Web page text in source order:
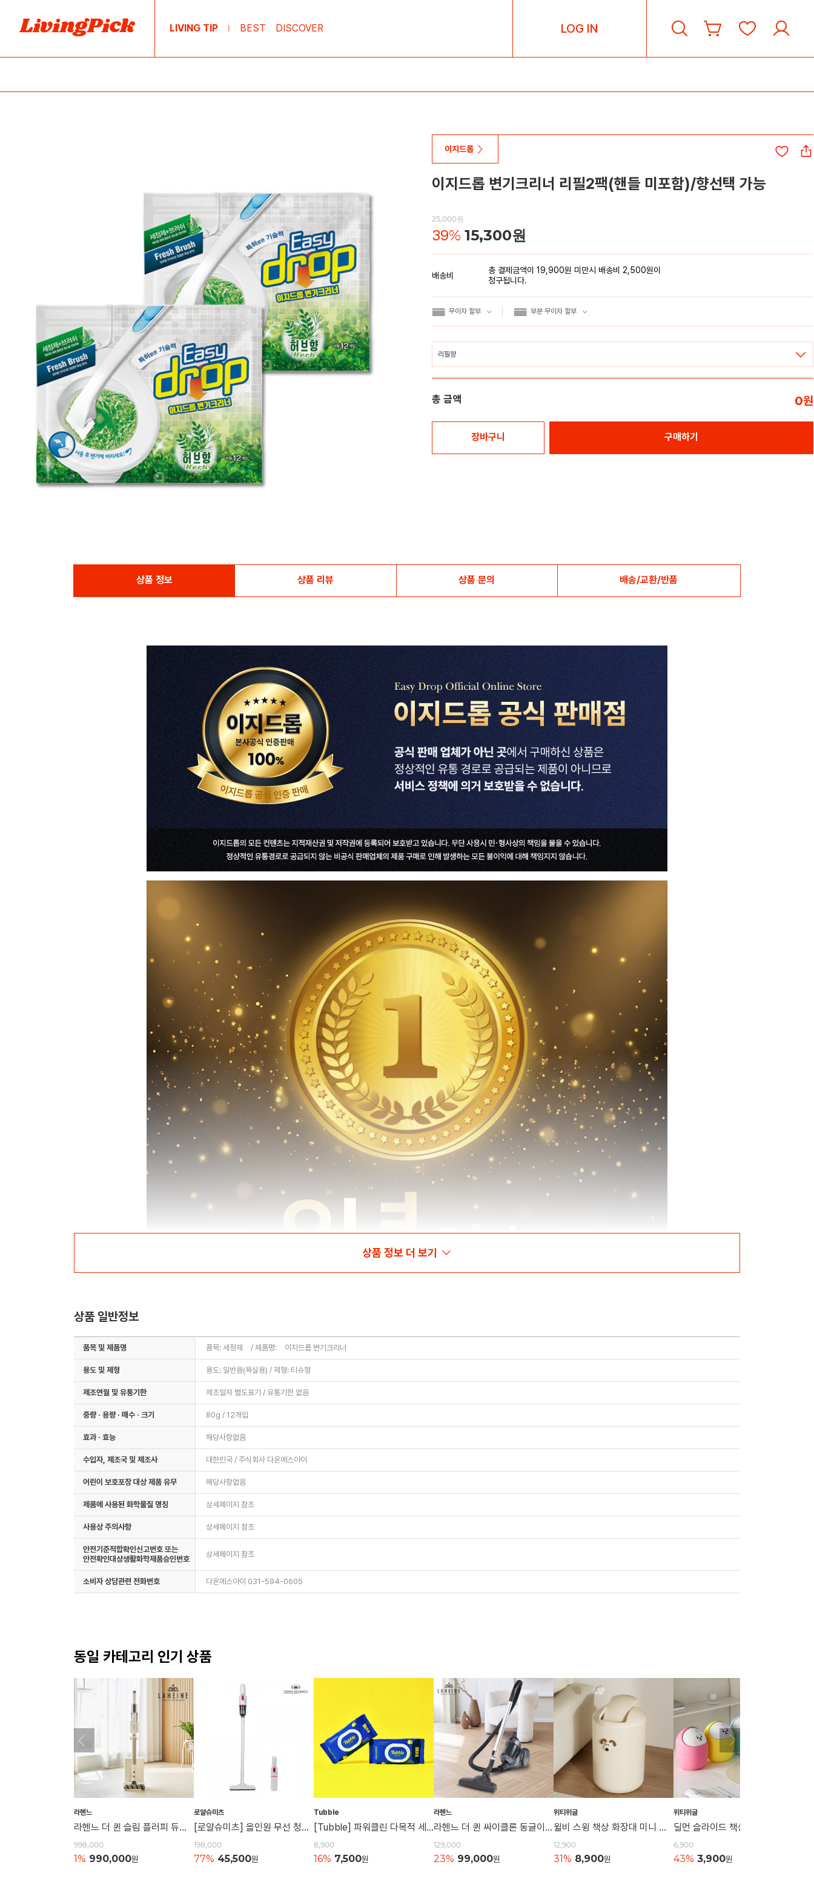
LIVING TIP | BEST DISCOVER LOG IN
이지드롭
이지드롭 변기크리너 리필2팩(핸들 미포함)/향선택 가능
25,000원
39% 15,300원
배송비
총 결제금액이 19,900원 미만시 배송비 2,500원이
청구됩니다.
무이자 할부 부분 무이자 할부
총 금액 0원
장바구니 구매하기
상품 정보 상품 리뷰 상품 문의 배송/교환/반품
상품 정보 더 보기
상품 일반정보
품목 및 제품명 품목: 세정제 / 제품명: 이지드롭 변기크리너
용도 및 제형 용도: 일반용(욕실용) / 제형: 티슈형
제조연월 및 유통기한 제조일자 별도표기 / 유통기한 없음
중량 · 용량 · 매수 · 크기 80g / 12개입
효과 · 효능 해당사항없음
수입자, 제조국 및 제조사 대한민국 / 주식회사 다온에스아이
어린이 보호포장 대상 제품 유무 해당사항없음
제품에 사용된 화학물질 명칭 상세페이지 참조
사용상 주의사항 상세페이지 참조
안전기준적합확인신고번호 또는
안전확인대상생활화학제품승인번호
상세페이지 참조
소비자 상담관련 전화번호 다온에스아이 031-594-0605
동일 카테고리 인기 상품
라헨느
라헨느 더 퀸 슬림 플러피 듀얼헤드 BLDC 클린스테이션 무선청소기 LHN-VS800W (자동먼지비움)
998,000
1% 990,000원
로얄슈미츠
[로얄슈미츠] 올인원 무선 청소기 (핸디겸용) PK-232V
198,000
77% 45,500원
Tubble
[Tubble] 파워클린 다목적 세정티슈 (60매)
8,900
16% 7,500원
라헨느
라헨느 더 퀸 싸이클론 동글이 진공청소기
129,000
23% 99,000원
위티위글
윌비 스윙 책상 화장대 미니 인테리어 휴지통 2size
12,900
31% 8,900원
위티위글
6,900
43% 3,900원